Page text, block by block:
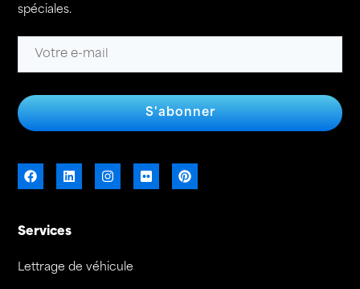
spéciales.
S'abonner
Services
Lettrage de véhicule